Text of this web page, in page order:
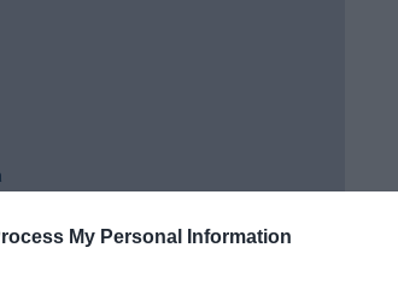
My Personal Information